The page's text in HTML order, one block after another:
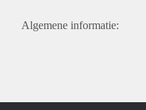
Algemene informatie: